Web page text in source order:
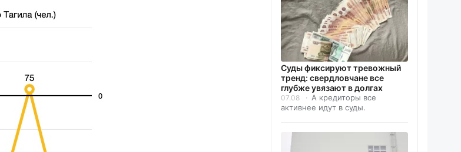
Суды фиксируют тревожный
тренд: свердловчане все
глубже увязают в долгах
07.08
А кредиторы все
активнее идут в суды.